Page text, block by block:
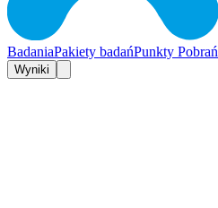
BadaniaPakiety badańPunkty Pobrań
Wyniki